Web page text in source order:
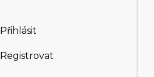
Přihlásit
Registrovat